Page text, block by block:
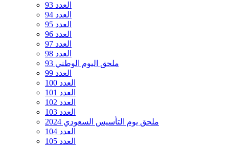
العدد 93
العدد 94
العدد 95
العدد 96
العدد 97
العدد 98
ملحق اليوم الوطني 93
العدد 99
العدد 100
العدد 101
العدد 102
العدد 103
ملحق يوم التأسيس السعودي 2024
العدد 104
العدد 105